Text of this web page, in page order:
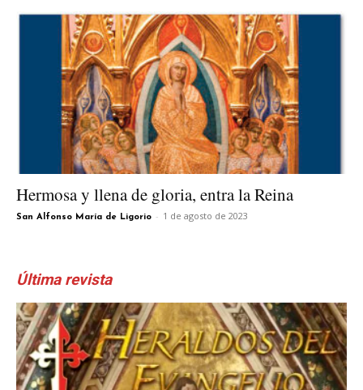
Hermosa y llena de gloria, entra la Reina
San Alfonso María de Ligorio - 1 de agosto de 2023
Última revista